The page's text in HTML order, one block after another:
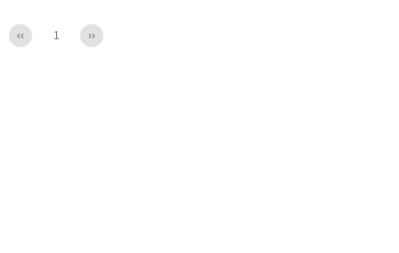
‹‹ 1 ››